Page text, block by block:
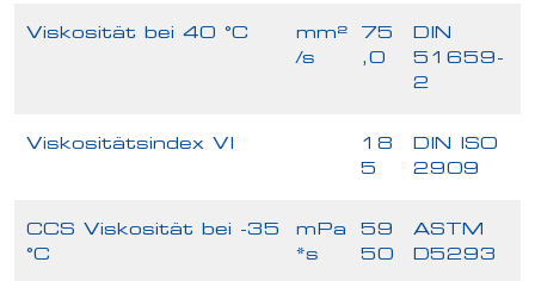
Viskosität bei 40 °C
mm²
/s
75
,0
DIN
51659-
2
Viskositätsindex VI
18
5
DIN ISO
2909
CCS Viskosität bei -35
°C
mPa
*s
59
50
ASTM
D5293